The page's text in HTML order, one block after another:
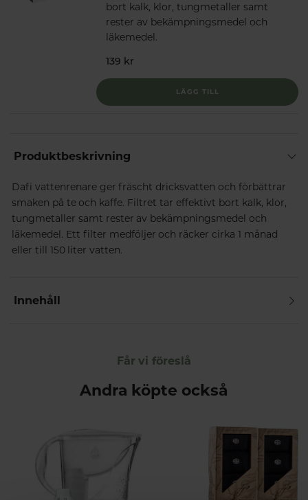
bort kalk, klor, tungmetaller samt
rester av bekämpningsmedel och
läkemedel.
139 kr
LÄGG TILL
Produktbeskrivning
Dafi vattenrenare ger fräscht dricksvatten och förbättrar
smaken på te och kaffe. Filtret tar effektivt bort kalk, klor,
tungmetaller samt rester av bekämpningsmedel och
läkemedel. Ett filter medföljer och räcker cirka 1 månad
eller till 150 liter vatten.
Innehåll
Får vi föreslå
Andra köpte också